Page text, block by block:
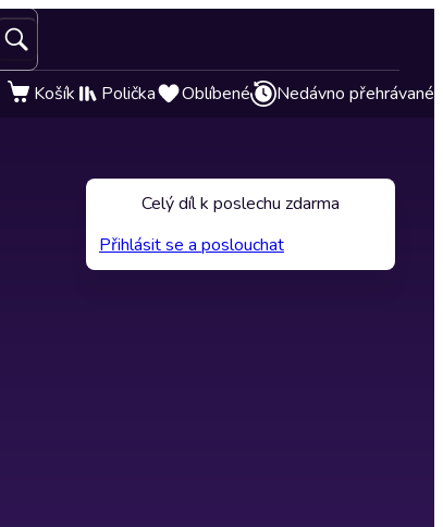
Košík Polička Oblíbené Nedávno přehrávané
Celý díl k poslechu zdarma
Přihlásit se a poslouchat